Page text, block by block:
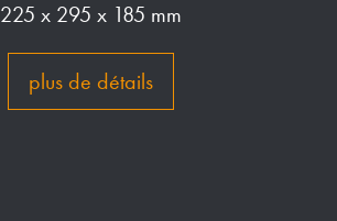
225 x 295 x 185 mm
plus de détails